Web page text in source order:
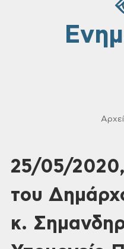
25/05/2020,
του
κ.